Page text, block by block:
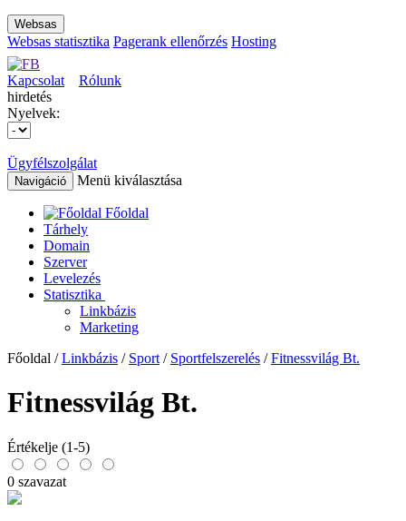
Websas
Websas statisztika Pagerank ellenőrzés Hosting
Kapcsolat
Rólunk
hirdetés
Nyelvek:
Ügyfélszolgálat
Navigáció Menü kiválasztása
Főoldal
Tárhely
Domain
Szerver
Levelezés
Statisztika
Linkbázis
Marketing
Főoldal /Linkbázis / Sport / Sportfelszerelés /Fitnessvilág Bt.
Fitnessvilág Bt.
Értékelje (1-5)
0 szavazat